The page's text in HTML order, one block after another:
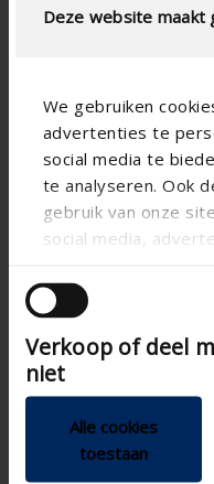
Deze website maakt
We gebruiken
advertenties te
social media te
te analyseren. Ook
gebruik van onze
social media,
andere informatie
die ze hebben
van hun services.
Verkoop of deel
niet
Alle cookies
toestaan
Technische